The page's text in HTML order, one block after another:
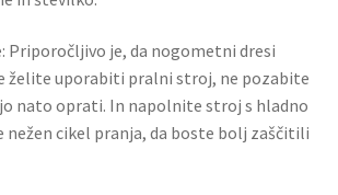
Priporočljivo je, da nogometni dresi
želite uporabiti pralni stroj, ne pozabite
nato oprati. In napolnite stroj s hladno
nežen cikel pranja, da boste bolj zaščitili